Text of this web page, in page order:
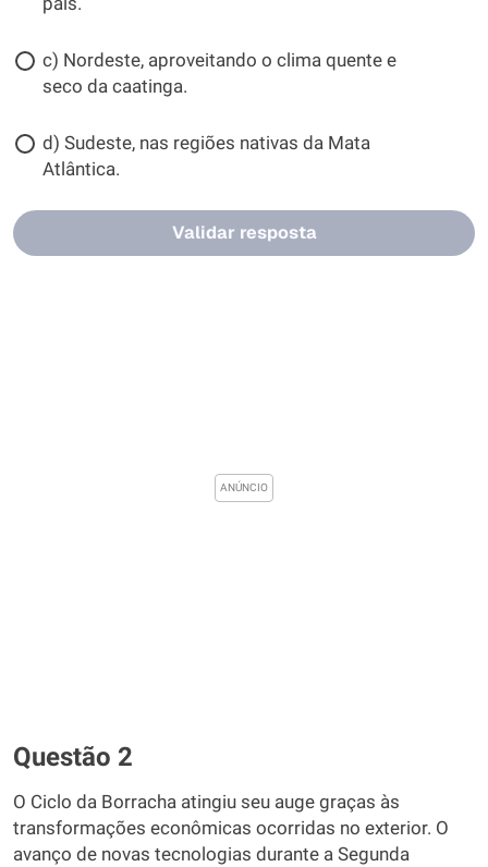
c) Nordeste, aproveitando o clima quente e
seco da caatinga.
d) Sudeste, nas regiões nativas da Mata
Atlântica.
Validar resposta
Questão 2
O Ciclo da Borracha atingiu seu auge graças às
transformações econômicas ocorridas no exterior. O
avanço de novas tecnologias durante a Segunda